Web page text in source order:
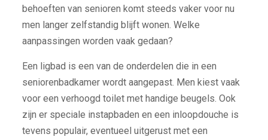
behoeften van senioren komt steeds vaker voor nu
men langer zelfstandig blijft wonen. Welke
aanpassingen worden vaak gedaan?
Een ligbad is een van de onderdelen die in een
seniorenbadkamer wordt aangepast. Men kiest vaak
voor een verhoogd toilet met handige beugels. Ook
zijn er speciale instapbaden en een inloopdouche is
tevens populair, eventueel uitgerust met een